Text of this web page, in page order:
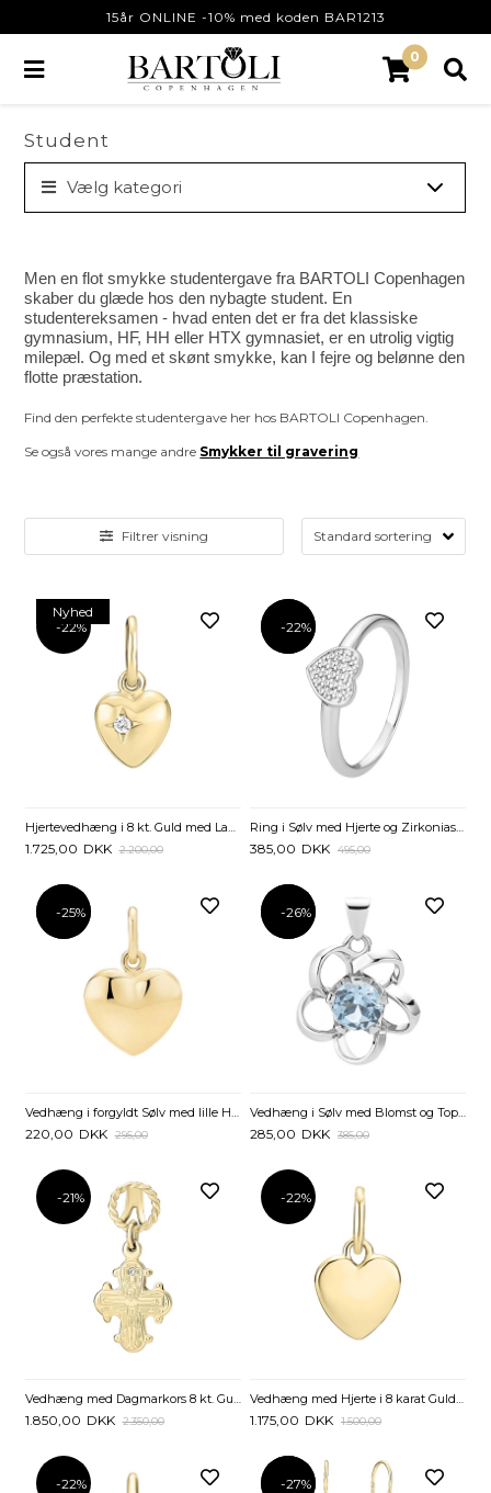
15år ONLINE -10% med koden BAR1213
0
Student
Vælg kategori
Men en flot smykke studentergave fra BARTOLI Copenhagen
skaber du glæde hos den nybagte student. En
studentereksamen - hvad enten det er fra det klassiske
gymnasium, HF, HH eller HTX gymnasiet, er en utrolig vigtig
milepæl. Og med et skønt smykke, kan I fejre og belønne den
flotte præstation.
Find den perfekte studentergave her hos BARTOLI Copenhagen.
Se også vores mange andre Smykker til gravering
Filtrer visning
Nyhed
-22%
Hjertevedhæng i 8 kt. Guld med Lab-Grown Diamant - 0,015 ct.
1.725,00 DKK 2.200,00
-22%
-22%
Ring i Sølv med Hjerte og Zirkoniasten
385,00 DKK 495,00
-25%
-25%
Vedhæng i forgyldt Sølv med lille Hjerte - 10 x 12 mm
220,00 DKK 295,00
-26%
-26%
Vedhæng i Sølv med Blomst og Topaz
285,00 DKK 385,00
-21%
1.850,00 DKK 2.350,00
-22%
1.175,00 DKK 1.500,00
-22% -27%
-27%